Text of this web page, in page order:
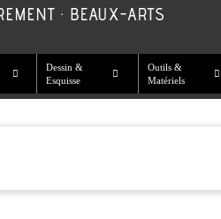
Dessin &
Esquisse
Outils &
Matériels